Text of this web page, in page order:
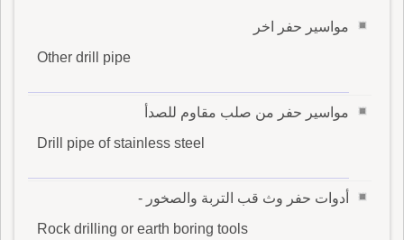
مواسير حفر اخر
Other drill pipe
مواسير حفر من صلب مقاوم للصدأ
Drill pipe of stainless steel
أدوات حفر وث قب التربة والصخور -
Rock drilling or earth boring tools